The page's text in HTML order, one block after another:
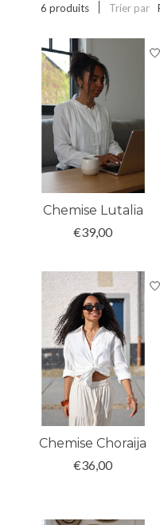
6 produits Trier par
Chemise Lutalia
€39,00
Chemise Choraija
€36,00